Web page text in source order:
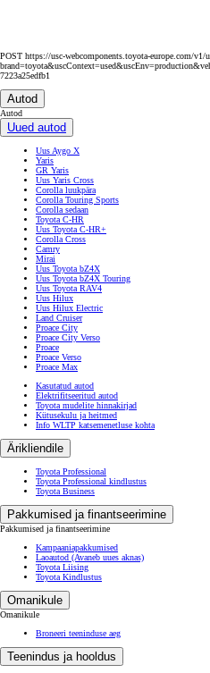
POST https://usc-webcomponents.toyota-europe.com/v1/
7223a25edfb1
Autod
Autod
Uued autod
Uus Aygo X
Yaris
GR Yaris
Uus Yaris Cross
Corolla luukpära
Corolla Touring Sports
Corolla sedaan
Toyota C-HR
Uus Toyota C-HR+
Corolla Cross
Camry
Mirai
Uus Toyota bZ4X
Uus Toyota bZ4X Touring
Uus Toyota RAV4
Uus Hilux
Uus Hilux Electric
Land Cruiser
Proace City
Proace City Verso
Proace
Proace Verso
Proace Max
Kasutatud autod
Elektrifitseeritud autod
Toyota mudelite hinnakirjad
Kütusekulu ja heitmed
Info WLTP katsemenetluse kohta
Ärikliendile
Toyota Professional
Toyota Professional kindlustus
Toyota Business
Pakkumised ja finantseerimine
Pakkumised ja finantseerimine
Kampaaniapakkumised
Laoautod (Avaneb uues aknas)
Toyota Liising
Toyota Kindlustus
Omanikule
Omanikule
Broneeri teeninduse aeg
Teenindus ja hooldus